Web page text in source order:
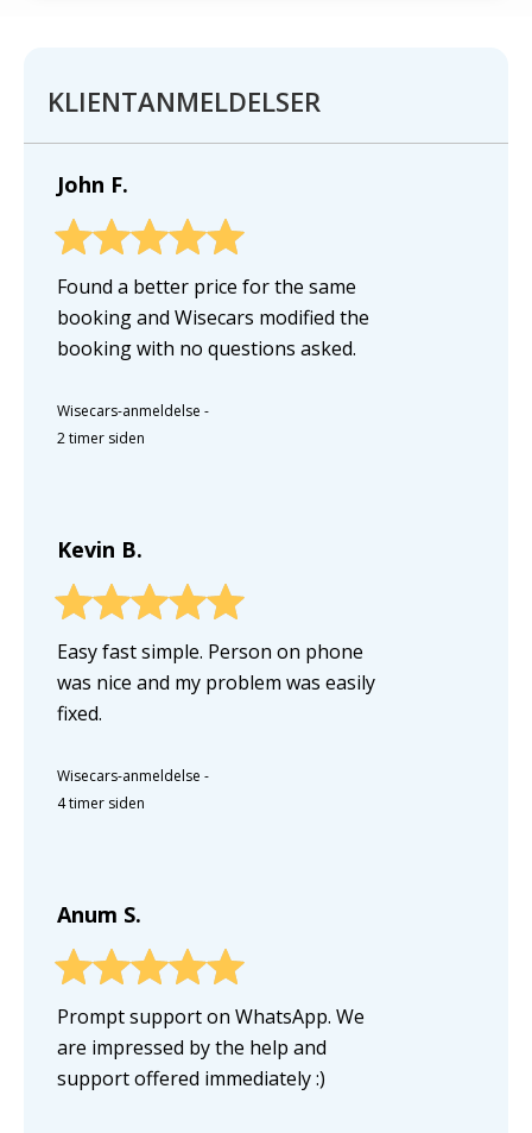
KLIENTANMELDELSER
John F.
Found a better price for the same
booking and Wisecars modified the
booking with no questions asked.
Wisecars-anmeldelse -
2 timer siden
Kevin B.
Easy fast simple. Person on phone
was nice and my problem was easily
fixed.
Wisecars-anmeldelse -
4 timer siden
Anum S.
Prompt support on WhatsApp. We
are impressed by the help and
support offered immediately :)